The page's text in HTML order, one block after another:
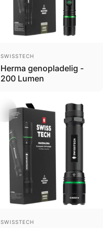
Brand
SWISSTECH
Herma genopladelig -
200 Lumen
Brand
SWISSTECH